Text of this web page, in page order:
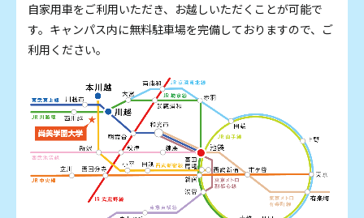
自家用車をご利用いただき、お越しいただくことが可能で
す。キャンパス内に無料駐車場を完備しておりますので、ご
利用ください。